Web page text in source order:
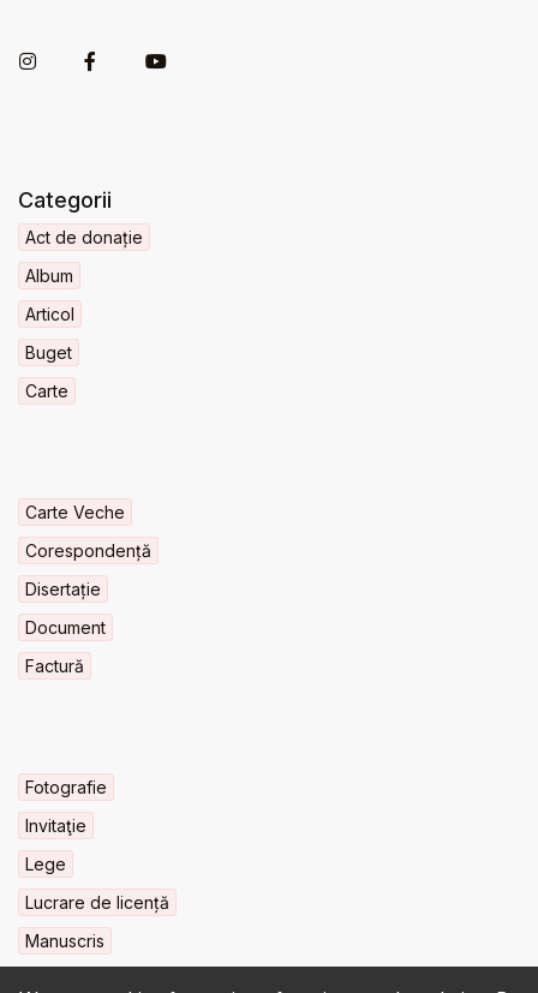
Categorii
Act de donație
Album
Articol
Buget
Carte
Carte Veche
Corespondență
Disertație
Document
Factură
Fotografie
Invitaţie
Lege
Lucrare de licență
Manuscris